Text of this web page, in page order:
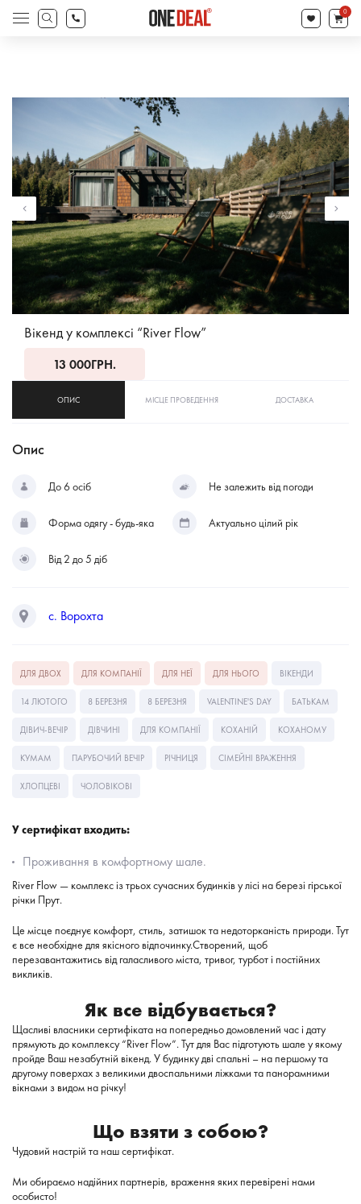
search
Products
search
0
Вікенд у комплексі “River Flow”
13 000ГРН.
ОПИС МІСЦЕ ПРОВЕДЕННЯ ДОСТАВКА
Опис
До 6 осіб Не залежить від погоди
Форма одягу - будь-яка Актуально цілий рік
Від 2 до 5 діб
с. Ворохта
ДЛЯ ДВОХ ДЛЯ КОМПАНІЇ ДЛЯ НЕЇ ДЛЯ НЬОГО ВІКЕНДИ
14 ЛЮТОГО 8 БЕРЕЗНЯ 8 БЕРЕЗНЯ VALENTINE'S DAY БАТЬКАМ
ДІВИЧ-ВЕЧІР ДІВЧИНІ ДЛЯ КОМПАНІЇ КОХАНІЙ КОХАНОМУ
КУМАМ ПАРУБОЧИЙ ВЕЧІР РІЧНИЦЯ СІМЕЙНІ ВРАЖЕННЯ
ХЛОПЦЕВІ ЧОЛОВІКОВІ
У сертифікат входить:
Проживання в комфортному шале.
River Flow — комплекс із трьох сучасних будинків у лісі на березі гірської
річки Прут.
Це місце поєднує комфорт, стиль, затишок та недоторканість природи. Тут
є все необхідне для якісного відпочинку.Створений, щоб
перезавантажитись від галасливого міста, тривог, турбот і постійних
викликів.
Як все відбувається?
Щасливі власники сертифіката на попередньо домовлений час і дату
прямують до комплексу “River Flow”. Тут для Вас підготують шале у якому
пройде Ваш незабутній вікенд. У будинку дві спальні – на першому та
другому поверхах з великими двоспальними ліжками та панорамними
вікнами з видом на річку!
Що взяти з собою?
Чудовий настрій та наш сертифікат.
Ми обираємо надійних партнерів, враження яких перевірені нами
особисто!